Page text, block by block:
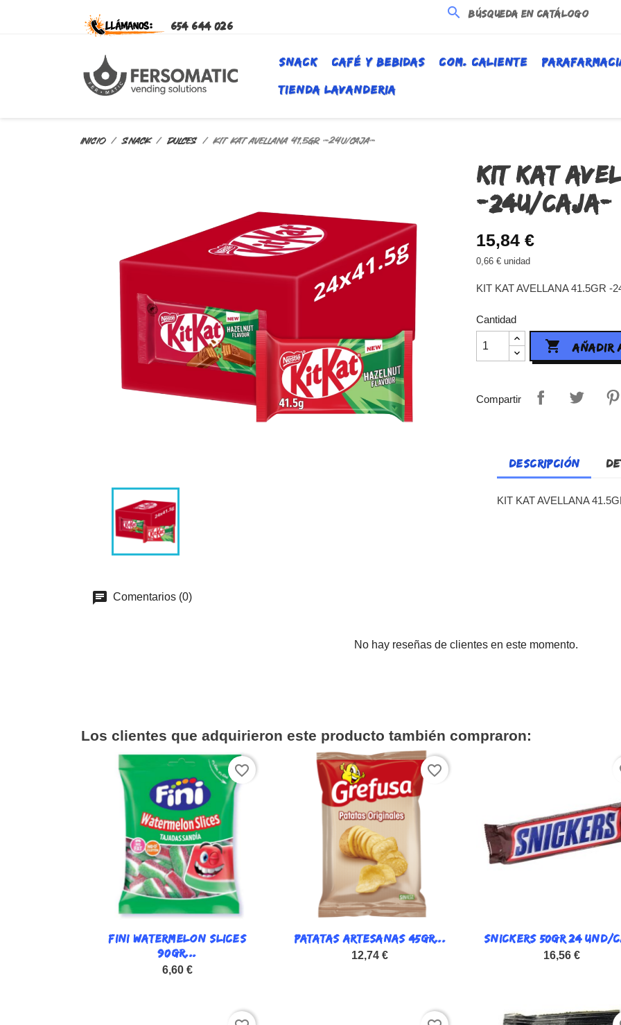
654 644 026
search
SNACK CAFÉ Y BEBIDAS COM. CALIENTE
TIENDA LAVANDERIA
Inicio SNACK DULCES KIT KAT AVELLANA 41.5GR -24U/CAJA-
KIT KAT
-24U/CAJA-
15,84 €
0,66 € unidad
KIT KAT AVELLANA 41.5GR -
Cantidad
 AÑADIR
Compartir
DESCRIPCIÓN
KIT KAT AVELLANA
Comentarios (0)
No hay reseñas de clientes en este momento.
Los clientes que adquirieron este producto también compraron:
Vista rápida
FINI WATERMELON SLICES
90GR...
6,60 €
favorite_border
Vista rápida
PATATAS ARTESANAS 45GR...
12,74 €
favorite_border
Vista rápida
SNICKERS 50GR 24 UND/
16,56 €